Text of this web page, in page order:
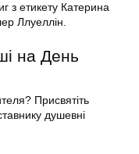
з етикету Катерина
Ллуеллін.
на День
Присвятіть
душевні